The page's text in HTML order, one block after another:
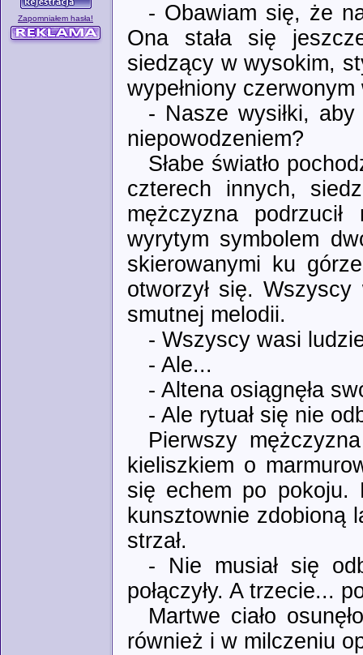
Zapomniałem hasła!
- Obawiam się, że
Ona stała się
siedzący w wysokim,
wypełniony czerwonym
- Nasze wysiłki, aby
niepowodzeniem?
Słabe światło
czterech innych,
mężczyzna
wyrytym symbolem
skierowanymi ku
otworzył się.
smutnej melodii.
- Wszyscy wasi
- Ale...
- Altena osiągnęła
- Ale rytuał się nie
Pierwszy
kieliszkiem o
się echem po pokoju.
kunsztownie zdobioną
strzał.
- Nie musiał się
połączyły. A trzecie...
Martwe ciało
również i w milczeniu